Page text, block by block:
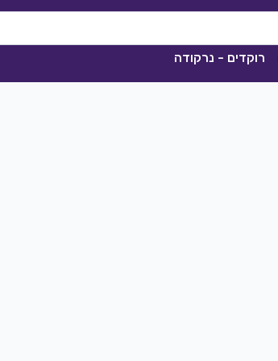
רוקדים - נרקודה